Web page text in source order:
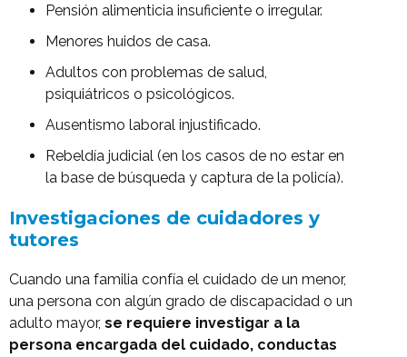
Pensión alimenticia insuficiente o irregular.
Menores huidos de casa.
Adultos con problemas de salud,
psiquiátricos o psicológicos.
Ausentismo laboral injustificado.
Rebeldía judicial (en los casos de no estar en
la base de búsqueda y captura de la policía).
Investigaciones de cuidadores y
tutores
Cuando una familia confía el cuidado de un menor,
una persona con algún grado de discapacidad o un
adulto mayor, se requiere investigar a la
persona encargada del cuidado, conductas